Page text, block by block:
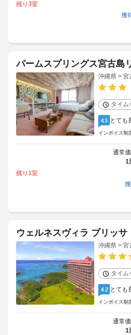
残り3室
獲
パームスプリングス宮古島
沖縄県 > 宮
タイム
4.3 とても
インボイス制
通常
1
残り1室
ウェルネスヴィラ ブリッサ
沖縄県 > 宮
タイム
4.2 とても
インボイス制
通常
1